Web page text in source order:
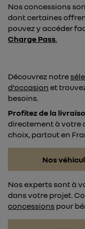
Nos concessions
dont certaines
pouvez y accéder
Charge Pass.
Découvrez notre
d’occasion et
besoins.
Profitez de la
directement à votre
choix, partout en
Nos
Nos experts sont à
dans votre projet.
concessions pour